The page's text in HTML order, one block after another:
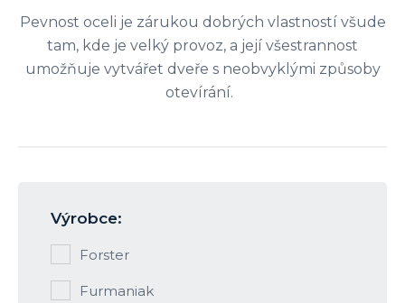
Pevnost oceli je zárukou dobrých vlastností všude
tam, kde je velký provoz, a její všestrannost
umožňuje vytvářet dveře s neobvyklými způsoby
otevírání.
Výrobce:
Forster
Furmaniak